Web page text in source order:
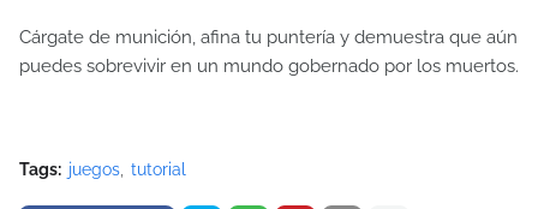
Cárgate de munición, afina tu puntería y demuestra que aún
puedes sobrevivir en un mundo gobernado por los muertos.
Tags: juegos tutorial